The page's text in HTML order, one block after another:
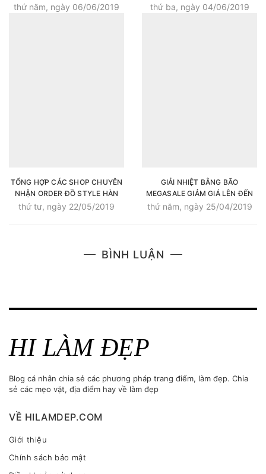
thứ năm, ngày 06/06/2019
SIÊU ĐẸP
thứ ba, ngày 04/06/2019
TỔNG HỢP CÁC SHOP CHUYÊN
NHẬN ORDER ĐỒ STYLE HÀN
CỰC XINH
thứ tư, ngày 22/05/2019
GIẢI NHIỆT BẰNG BÃO
MEGASALE GIẢM GIÁ LÊN ĐẾN
50%++ TẤT CẢ CÁC SẢN PHẨM
thứ năm, ngày 25/04/2019
BÌNH LUẬN
HI LÀM ĐẸP
Blog cá nhân chia sẻ các phương pháp trang điểm, làm đẹp. Chia
sẻ các mẹo vặt, địa điểm hay về làm đẹp
VỀ HILAMDEP.COM
Giới thiệu
Chính sách bảo mật